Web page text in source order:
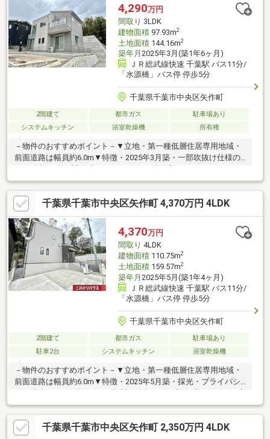
4,290万円
間取り 3LDK
建物面積97.93m2
土地面積144.16m2
築年月 2025年3月(築1年6ヶ月)
ＪＲ総武線快速 千葉駅 バス11分/
「水源橋」バス停 停歩5分
千葉県千葉市中央区矢作町
2階建て 都市ガス
駐車場あり
システムキッチン
浴室乾燥機 所有権
－物件のおすすめポイント－▼立地・第一種低層住居専用地域・
前面道路は幅員約6.0m▼特徴・2025年3月築・一部吹抜け仕様の
スは回遊性のある設計・顔を合わせやすいリビング階段・パント
リー・SC等の収納付・駐車場有(車種による)・即引渡し可能(残金
精算後)▼設備・複層ガラス・食洗機／浄水器付水栓・浴室暖房乾
燥機・TVモニタ付インターホン※ゴミ置き場面積3.49平米(持分13
分の1)■ ご希望の住まい探しをお手伝いします ━━━━━・・・
物件の詳細・ご相談はお気軽にお問い合わせください。
千葉県千葉市中央区矢作町 4,370万円 4LDK
4,370万円
間取り 4LDK
建物面積110.75m2
土地面積159.57m2
築年月 2025年5月(築1年4ヶ月)
ＪＲ総武線快速 千葉駅 バス11分/
「水源橋」バス停 停歩5分
千葉県千葉市中央区矢作町
2階建て 都市ガス
駐車場あり
駐車2台
システムキッチン 浴室乾燥機
－物件のおすすめポイント－▼立地・第一種低層住居専用地域・
前面道路は幅員約6.0m▼特徴・2025年5月築・採光・プライバシ
ーに配慮された2階リビング設計・会話が弾む対面式キッチン・室
内干しできるランドリースペース有・2階に水回りを集約配置・
WIC・SIC・パントリー等、収納豊富・駐車2台可(車種による)・即
引渡し可(残金精算後)▼設備・食洗機／浄水器・浴室暖房乾燥
千葉県千葉市中央区矢作町 2,350万円 4LDK